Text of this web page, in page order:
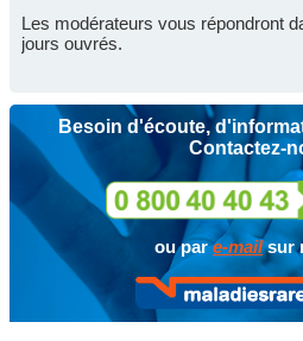
Les modérateurs vous répondront
jours ouvrés.
Besoin d'écoute,
Contactez-
ou pare-mailsur